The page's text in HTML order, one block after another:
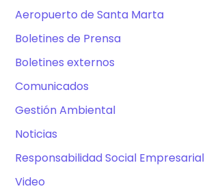
Aeropuerto de Santa Marta
Boletines de Prensa
Boletines externos
Comunicados
Gestión Ambiental
Noticias
Responsabilidad Social Empresarial
Video